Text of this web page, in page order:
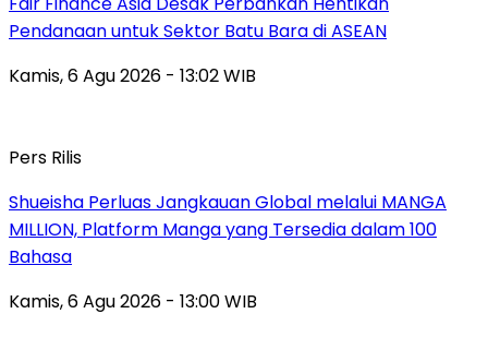
Pendanaan untuk Sektor Batu Bara di ASEAN
Kamis, 6 Agu 2026 - 13:02 WIB
Pers Rilis
Shueisha Perluas Jangkauan Global melalui MANGA
MILLION, Platform Manga yang Tersedia dalam 100
Bahasa
Kamis, 6 Agu 2026 - 13:00 WIB